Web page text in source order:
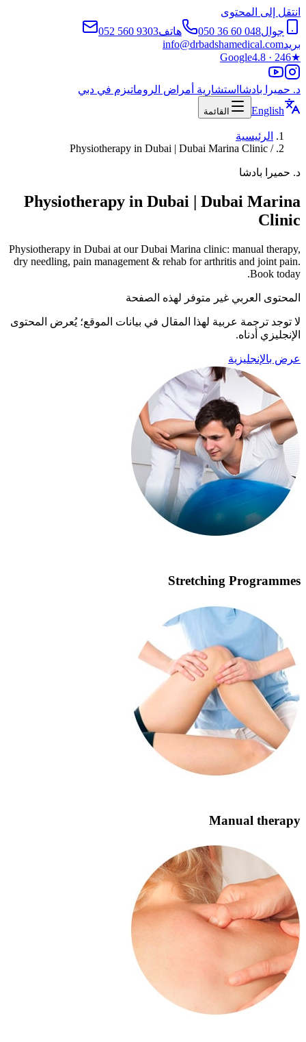
انتقل إلى المحتوى
جوال050 36 60 048 هاتف052 560 9303
بريدinfo@drbadshamedical.com
★
4.8 · 246
Google
د. حميرا بادشا استشارية أمراض الروماتيزم في دبي
English
القائمة
الرئيسية
/
Physiotherapy in Dubai | Dubai Marina Clinic
د. حميرا بادشا
Physiotherapy in Dubai | Dubai Marina
Clinic
Physiotherapy in Dubai at our Dubai Marina clinic: manual therapy,
dry needling, pain management & rehab for arthritis and joint pain.
Book today.
المحتوى العربي غير متوفر لهذه الصفحة
لا توجد ترجمة عربية لهذا المقال في بيانات الموقع؛ يُعرض المحتوى
الإنجليزي أدناه.
عرض بالإنجليزية
Stretching Programmes
Manual therapy